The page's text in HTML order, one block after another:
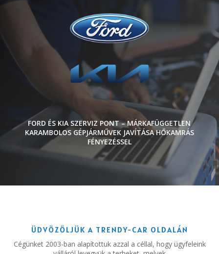
FORD ÉS KIA SZERVIZ PONT – MÁRKAFÜGGETLEN
KARAMBOLOS GÉPJÁRMŰVEK JAVÍTÁSA HŐKAMRÁS
FÉNYEZÉSSEL
ÜDVÖZÖLJÜK A TRENDY-CAR OLDALÁN
Cégünket 2003-ban alapítottuk azzal a céllal, hogy ügyfeleink